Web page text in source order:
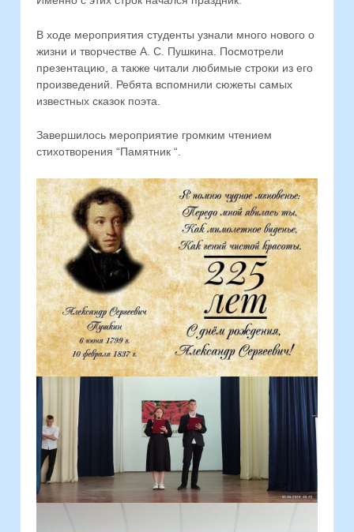
⁣В ходе мероприятия студенты узнали много нового о
жизни и творчестве А. С. Пушкина. Посмотрели
презентацию, а также читали любимые строки из его
произведений. Ребята вспомнили сюжеты самых
известных сказок поэта.
⁣Завершилось мероприятие громким чтением
стихотворения “Памятник “.